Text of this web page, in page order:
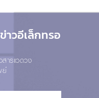
าวอีเล็กทรอ
ารแวดวง
ย์